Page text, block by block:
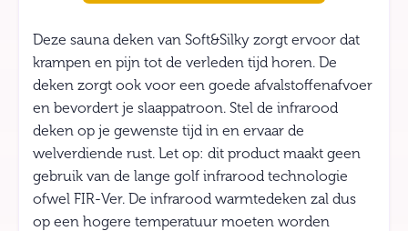
Deze sauna deken van Soft&Silky zorgt ervoor dat
krampen en pijn tot de verleden tijd horen. De
deken zorgt ook voor een goede afvalstoffenafvoer
en bevordert je slaappatroon. Stel de infrarood
deken op je gewenste tijd in en ervaar de
welverdiende rust. Let op: dit product maakt geen
gebruik van de lange golf infrarood technologie
ofwel FIR-Ver. De infrarood warmtedeken zal dus
op een hogere temperatuur moeten worden